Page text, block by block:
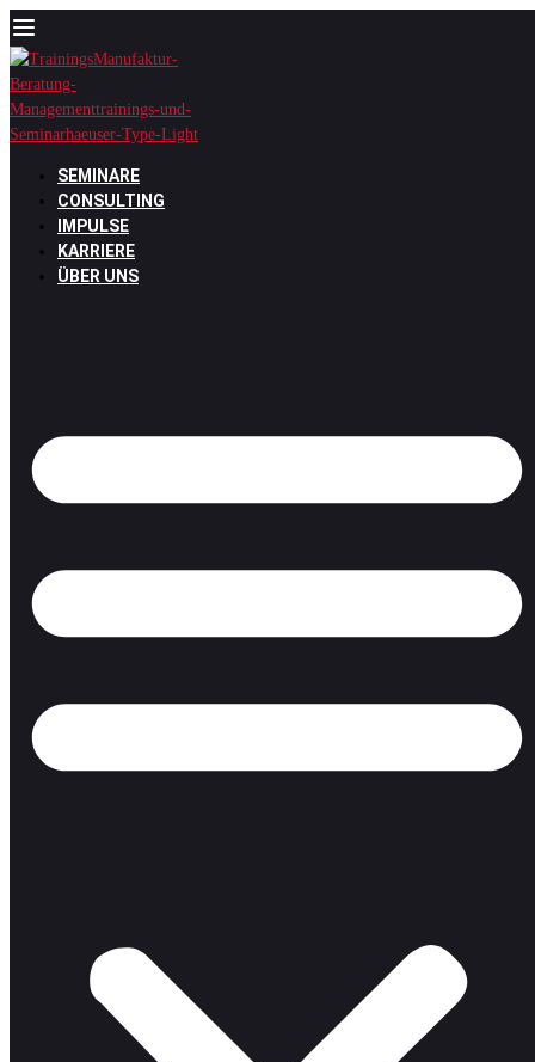
Zum
Inhalt
springen
SEMINARE
CONSULTING
IMPULSE
KARRIERE
ÜBER UNS